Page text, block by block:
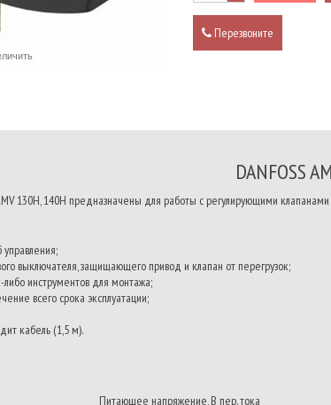
Перезвоните
DANFOSS
130H, 140H предназначены для работы с регулирующими
управления;
выключателя, защищающего привод и клапан от перегрузок;
либо инструментов для монтажа;
всего срока эксплуатации;
кабель (1,5 м).
Питающее напряжение, В пер. тока